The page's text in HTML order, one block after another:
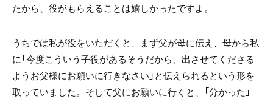
たから、役がもらえることは嬉しかったですよ。
うちでは私が役をいただくと、まず父が母に伝え、母から私
に「今度こういう子役があるそうだから、出させてくださる
ようお父様にお願いに行きなさい」と伝えられるという形を
取っていました。そして父にお願いに行くと、「分かった」